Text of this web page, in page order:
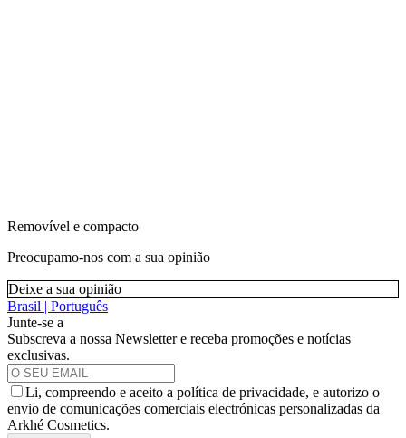
Removível e compacto
Preocupamo-nos com a sua opinião
Deixe a sua opinião
Brasil | Português
Junte-se a
Subscreva a nossa Newsletter e receba promoções e notícias
exclusivas.
Li, compreendo e aceito a política de privacidade, e autorizo o
envio de comunicações comerciais electrónicas personalizadas da
Arkhé Cosmetics.